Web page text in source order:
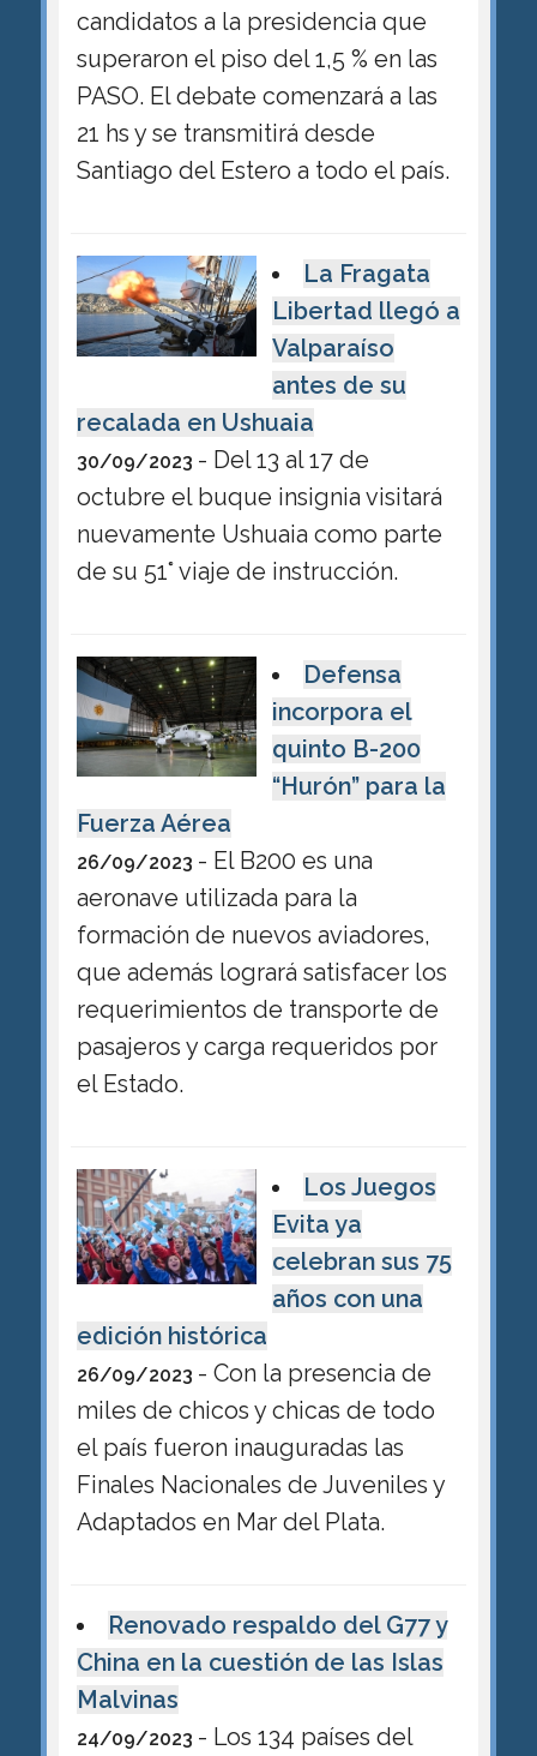
candidatos a la presidencia que
superaron el piso del 1,5 % en las
PASO. El debate comenzará a las
21 hs y se transmitirá desde
Santiago del Estero a todo el país.
La Fragata
Libertad llegó a
Valparaíso
antes de su
recalada en Ushuaia
30/09/2023 - Del 13 al 17 de
octubre el buque insignia visitará
nuevamente Ushuaia como parte
de su 51° viaje de instrucción.
Defensa
incorpora el
quinto B-200
“Hurón” para la
Fuerza Aérea
26/09/2023 - El B200 es una
aeronave utilizada para la
formación de nuevos aviadores,
que además logrará satisfacer los
requerimientos de transporte de
pasajeros y carga requeridos por
el Estado.
Los Juegos
Evita ya
celebran sus 75
años con una
edición histórica
26/09/2023 - Con la presencia de
miles de chicos y chicas de todo
el país fueron inauguradas las
Finales Nacionales de Juveniles y
Adaptados en Mar del Plata.
Renovado respaldo del G77 y
China en la cuestión de las Islas
Malvinas
24/09/2023 - Los 134 países del